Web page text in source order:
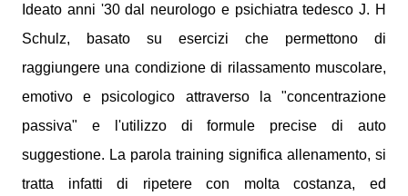
Ideato anni '30 dal neurologo e psichiatra tedesco J. H
Schulz, basato su esercizi che permettono di
raggiungere una condizione di rilassamento muscolare,
emotivo e psicologico attraverso la "concentrazione
passiva" e l'utilizzo di formule precise di auto
suggestione. La parola training significa allenamento, si
tratta infatti di ripetere con molta costanza, ed